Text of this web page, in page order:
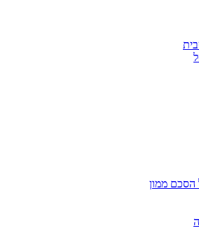
הסכם ממון